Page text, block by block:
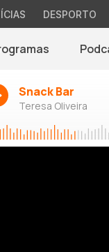
DESPORTO
Snack Bar
Teresa Oliveira